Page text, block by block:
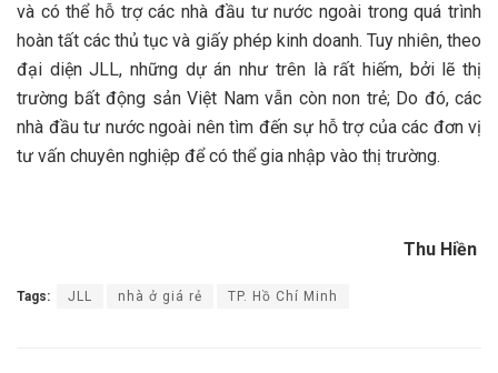
và có thể hỗ trợ các nhà đầu tư nước ngoài trong quá trình
hoàn tất các thủ tục và giấy phép kinh doanh. Tuy nhiên, theo
đại diện JLL, những dự án như trên là rất hiếm, bởi lẽ thị
trường bất động sản Việt Nam vẫn còn non trẻ; Do đó, các
nhà đầu tư nước ngoài nên tìm đến sự hỗ trợ của các đơn vị
tư vấn chuyên nghiệp để có thể gia nhập vào thị trường.
Thu Hiền
Tags: JLL nhà ở giá rẻ TP. Hồ Chí Minh